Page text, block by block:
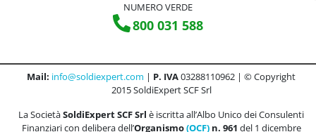
NUMERO VERDE
800 031 588
Mail: info@soldiexpert.com | P. IVA03288110962 | © Copyright
2015 SoldiExpert SCF Srl
La SocietàSoldiExpert SCF Srl è iscritta all’Albo Unico dei Consulenti
Finanziari con delibera dell’Organismo(OCF)n. 961 del 1 dicembre